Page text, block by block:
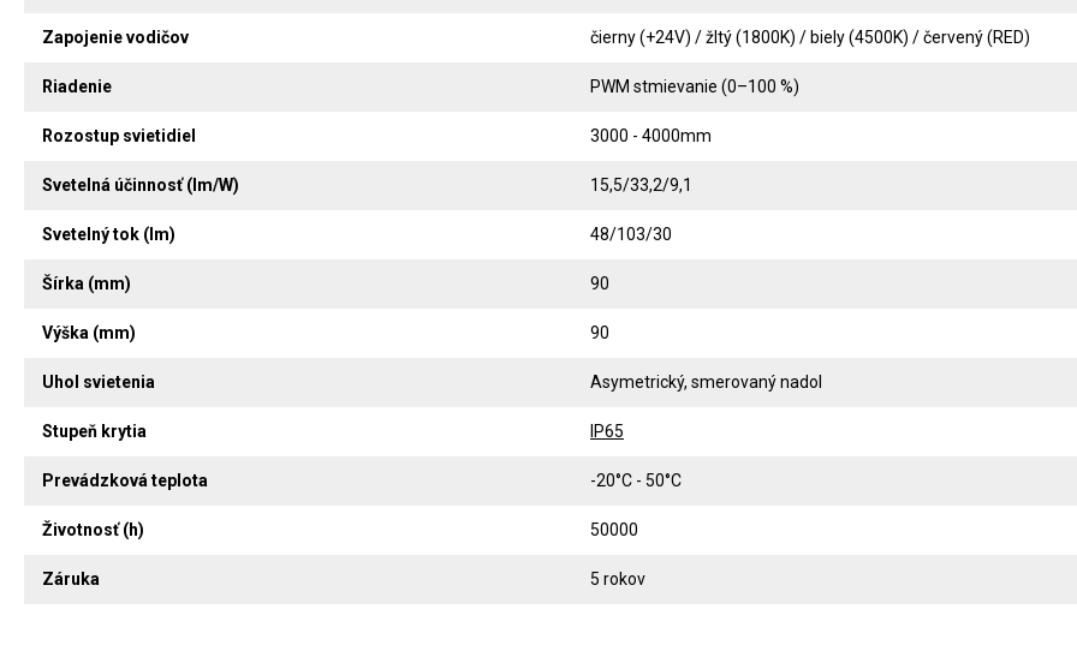
Zapojenie vodičov čierny (+24V) / žltý (1800K) / biely (4500K) / červený (RED)
Riadenie PWM stmievanie (0–100 %)
Rozostup svietidiel 3000 - 4000mm
Svetelná účinnosť (lm/W) 15,5/33,2/9,1
Svetelný tok (lm) 48/103/30
Šírka (mm) 90
Výška (mm) 90
Uhol svietenia Asymetrický, smerovaný nadol
Stupeň krytia IP65
Prevádzková teplota -20°C - 50°C
Životnosť (h) 50000
Záruka 5 rokov